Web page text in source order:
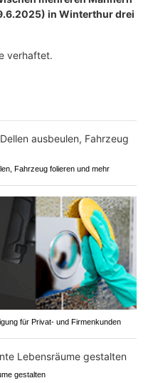
in Winterthur drei
verhaftet.
Fahrzeug folieren und mehr
für Privat- und Firmenkunden
gestalten